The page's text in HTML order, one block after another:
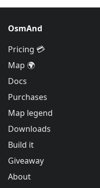
OsmAnd
Pricing 💳
Map 🌍
Docs
Purchases
Map legend
Downloads
Build it
Giveaway
About